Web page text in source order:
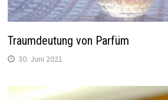
Traumdeutung von Parfüm
30. Juni 2021